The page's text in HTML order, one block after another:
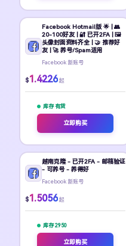
Facebook Hotmail版 🌟 | 👥
20-100好友 | 🔐 已开2FA | 🖼️
头像封面资料齐全 | 🤝 推荐好
友 | 🚀 养号/Spam适用
Facebook 新账号
$1.4226 起
库存 有货
立即购买
越南克隆 - 已开2FA - 邮箱验证
- 可养号 - 养得好
Facebook 新账号
$1.5056 起
库存 2950
立即购买